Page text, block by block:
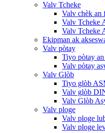
Valv Tcheke
Valv chèk an
Valv Tcheke
Valv Tcheke
Ekipman ak
Valv pòtay
Tiyo pòtay
Valv pòtay
Valv Glòb
Tiyo glòb
Valv glòb
Valv Glòb
Valv ploge
Valv ploge
Valv ploge